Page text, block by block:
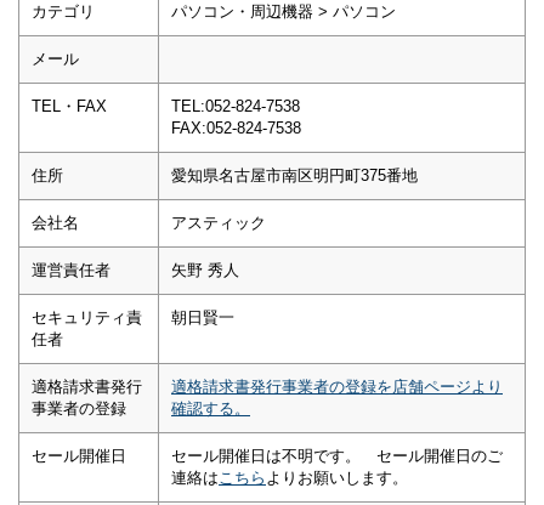
カテゴリ パソコン・周辺機器 > パソコン
メール
TEL・FAX
TEL:052-824-7538
FAX:052-824-7538
住所 愛知県名古屋市南区明円町375番地
会社名 アスティック
運営責任者 矢野 秀人
セキュリティ責
任者
朝日賢一
適格請求書発行
事業者の登録
適格請求書発行事業者の登録を店舗ページより
確認する。
セール開催日
セール開催日は不明です。 セール開催日のご
連絡は こちら よりお願いします。